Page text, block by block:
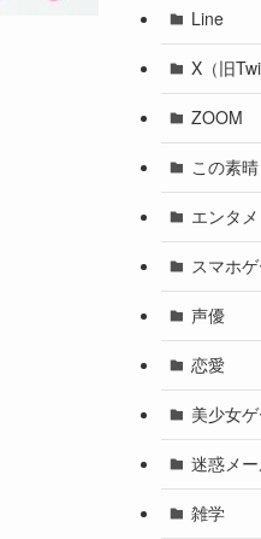
Line
X（旧
ZOOM
この素
エンタメ
スマホ
声優
恋愛
美少女
迷惑メ
雑学